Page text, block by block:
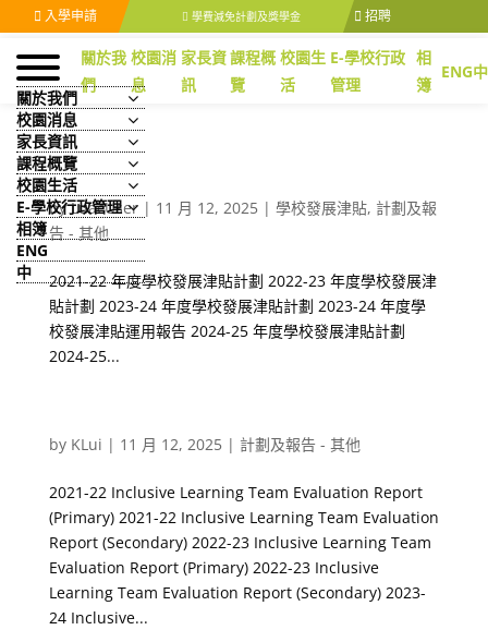
入學申請 學費減免計劃及獎學金 招聘
關於我
們
校園消
息
家長資
訊
課程概
覽
校園生
活
E-學校行政
管理
相
簿
ENG中
關於我們
校園消息
家長資訊
課程概覽
校園生活
E-學校行政管理
相簿
ENG
中
學校發展津貼
byLuacUser| 11 月 12, 2025| 學校發展津貼, 計劃及報
告 - 其他
2021-22 年度學校發展津貼計劃 2022-23 年度學校發展津
貼計劃 2023-24 年度學校發展津貼計劃 2023-24 年度學
校發展津貼運用報告 2024-25 年度學校發展津貼計劃
2024-25...
by KLui | 11 月 12, 2025| 計劃及報告 - 其他
2021-22 Inclusive Learning Team Evaluation Report
(Primary) 2021-22 Inclusive Learning Team Evaluation
Report (Secondary) 2022-23 Inclusive Learning Team
Evaluation Report (Primary) 2022-23 Inclusive
Learning Team Evaluation Report (Secondary) 2023-
24 Inclusive...